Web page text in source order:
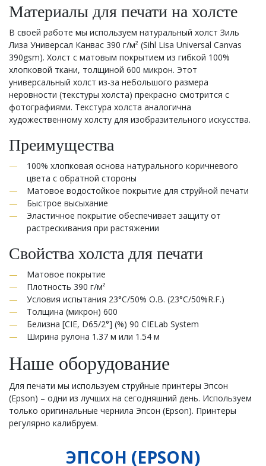
Материалы для печати на холсте
В своей работе мы используем натуральный холст Зиль
Лиза Универсал Канвас 390 г/м² (Sihl Lisa Universal Canvas
390gsm). Холст с матовым покрытием из гибкой 100%
хлопковой ткани, толщиной 600 микрон. Этот
универсальный холст из-за небольшого размера
неровности (текстуры холста) прекрасно смотрится с
фотографиями. Текстура холста аналогична
художественному холсту для изобразительного искусства.
Преимущества
100% хлопковая основа натурального коричневого
цвета с обратной стороны
Матовое водостойкое покрытие для струйной печати
Быстрое высыхание
Эластичное покрытие обеспечивает защиту от
растрескивания при растяжении
Свойства холста для печати
Матовое покрытие
Плотность 390 г/м²
Условия испытания 23°C/50% О.В. (23°C/50%R.F.)
Толщина (микрон) 600
Белизна [CIE, D65/2°] (%) 90 CIELab System
Ширина рулона 1.37 м или 1.54 м
Наше оборудование
Для печати мы используем струйные принтеры Эпсон
(Epson) – одни из лучших на сегодняшний день. Используем
только оригинальные чернила Эпсон (Epson). Принтеры
регулярно калибруем.
ЭПСОН (EPSON)